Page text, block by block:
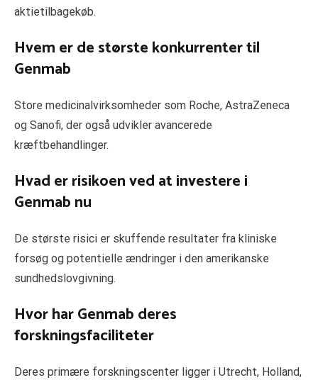
aktietilbagekøb.
Hvem er de største konkurrenter til
Genmab
Store medicinalvirksomheder som Roche, AstraZeneca
og Sanofi, der også udvikler avancerede
kræftbehandlinger.
Hvad er risikoen ved at investere i
Genmab nu
De største risici er skuffende resultater fra kliniske
forsøg og potentielle ændringer i den amerikanske
sundhedslovgivning.
Hvor har Genmab deres
forskningsfaciliteter
Deres primære forskningscenter ligger i Utrecht, Holland,